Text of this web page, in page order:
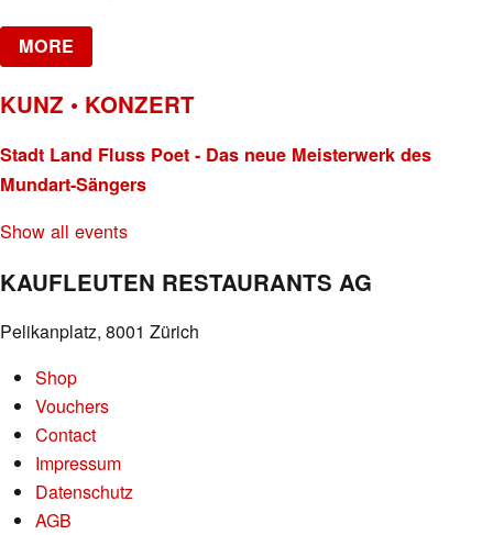
MORE
KUNZ • KONZERT
Stadt Land Fluss Poet - Das neue Meisterwerk des
Mundart-Sängers
Show all events
KAUFLEUTEN RESTAURANTS AG
Pelikanplatz, 8001 Zürich
Shop
Vouchers
Contact
Impressum
Datenschutz
AGB